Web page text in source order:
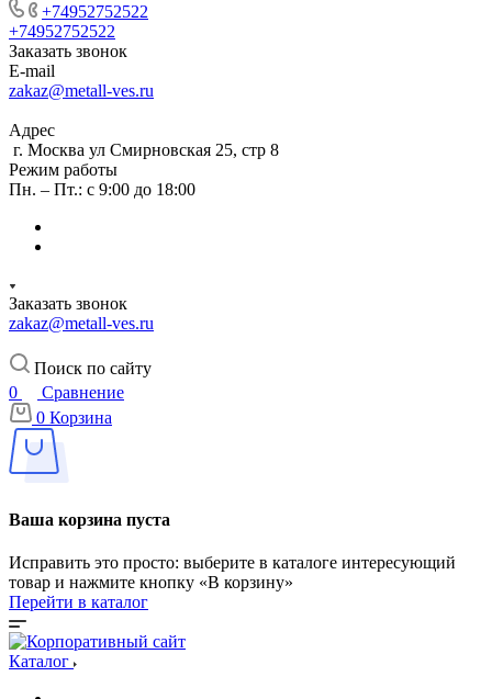
+74952752522
+74952752522
Заказать звонок
E-mail
zakaz@metall-ves.ru
Адрес
г. Москва ул Смирновская 25, стр 8
Режим работы
Пн. – Пт.: с 9:00 до 18:00
Заказать звонок
zakaz@metall-ves.ru
Поиск по сайту
0
Сравнение
0 Корзина
Ваша корзина пуста
Исправить это просто: выберите в каталоге интересующий
товар и нажмите кнопку «В корзину»
Перейти в каталог
Каталог